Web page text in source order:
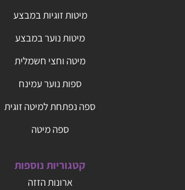
מיטות זוגיות במבצע
מיטות נוער במבצע
מיטה וחצי חשמלית
ספות נוער עמינח
ספה נפתחת למיטה זוגית
ספה מיטה
קטגוריות נוספות
ארונות הזזה